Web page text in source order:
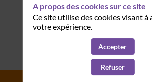
A propos des cookies sur ce site
Ce site utilise des cookies visant à
votre expérience.
Accepter
Refuser